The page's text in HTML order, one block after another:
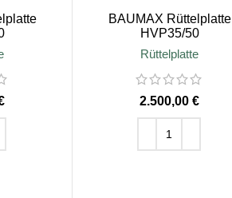
BAUMAX Rüttelplatte
HVP35/50
Rüttelplatte
€